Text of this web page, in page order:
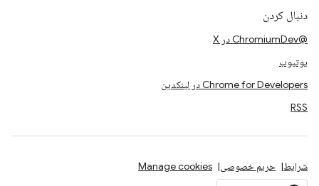
دنبال کردن
@ChromiumDev در X
یوتیوب
Chrome for Developers در لینکدین
RSS
شرایط حریم خصوصی Manage cookies